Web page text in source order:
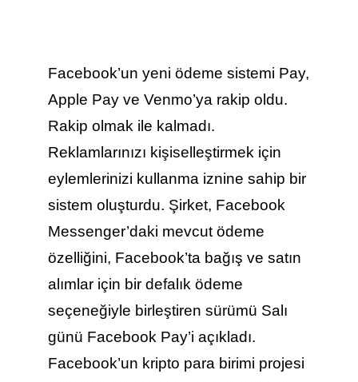
Facebook’un yeni ödeme sistemi Pay,
Apple Pay ve Venmo’ya rakip oldu.
Rakip olmak ile kalmadı.
Reklamlarınızı kişiselleştirmek için
eylemlerinizi kullanma iznine sahip bir
sistem oluşturdu. Şirket, Facebook
Messenger’daki mevcut ödeme
özelliğini, Facebook’ta bağış ve satın
alımlar için bir defalık ödeme
seçeneğiyle birleştiren sürümü Salı
günü Facebook Pay’i açıkladı.
Facebook’un kripto para birimi projesi